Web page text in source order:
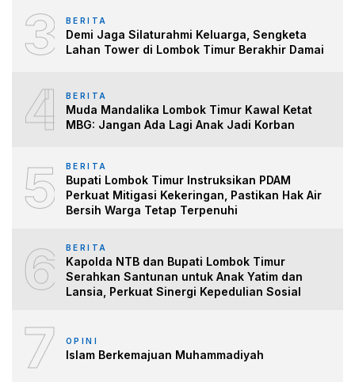
3 BERITA
Demi Jaga Silaturahmi Keluarga, Sengketa
Lahan Tower di Lombok Timur Berakhir Damai
4 BERITA
Muda Mandalika Lombok Timur Kawal Ketat
MBG: Jangan Ada Lagi Anak Jadi Korban
5 BERITA
Bupati Lombok Timur Instruksikan PDAM
Perkuat Mitigasi Kekeringan, Pastikan Hak Air
Bersih Warga Tetap Terpenuhi
6 BERITA
Kapolda NTB dan Bupati Lombok Timur
Serahkan Santunan untuk Anak Yatim dan
Lansia, Perkuat Sinergi Kepedulian Sosial
7 OPINI
Islam Berkemajuan Muhammadiyah